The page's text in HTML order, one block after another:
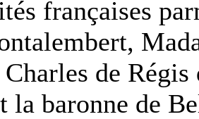
françaises
de
la baronne de